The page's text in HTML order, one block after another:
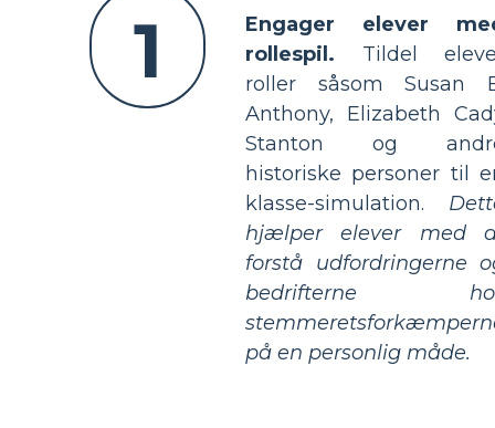
1
Engager elever
rollespil. Tildel
roller såsom Susan
Anthony, Elizabeth
Stanton og
historiske personer til
klasse-simulation.
hjælper elever med
forstå udfordringerne
bedrifterne
på en personlig måde.